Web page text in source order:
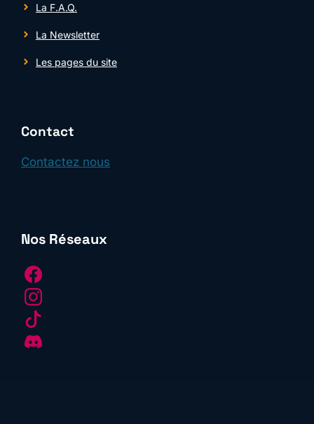
La F.A.Q.
La Newsletter
Les pages du site
Contact
Contactez nous
Nos Réseaux